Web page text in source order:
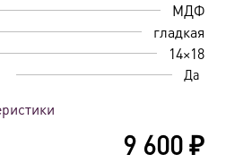
МДФ
гладкая
14×18
Да
9 600₽